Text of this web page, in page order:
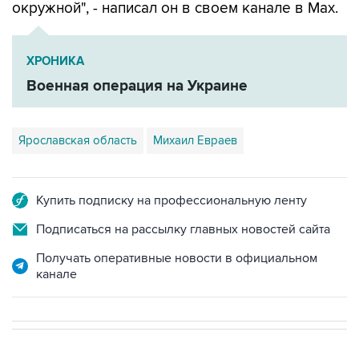
окружной", - написал он в своем канале в Мах.
ХРОНИКА
Военная операция на Украине
Ярославская область Михаил Евраев
Купить подписку на профессиональную ленту
Подписаться на рассылку главных новостей сайта
Получать оперативные новости в официальном
канале